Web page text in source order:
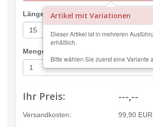
Artikel mit Variationen
Dieser Artikel ist in mehreren
erhältlich.
Bitte wählen Sie zuerst eine Variante
Länge:
Menge:
Ihr Preis: ---,--
Versandkosten: 99,90 EUR